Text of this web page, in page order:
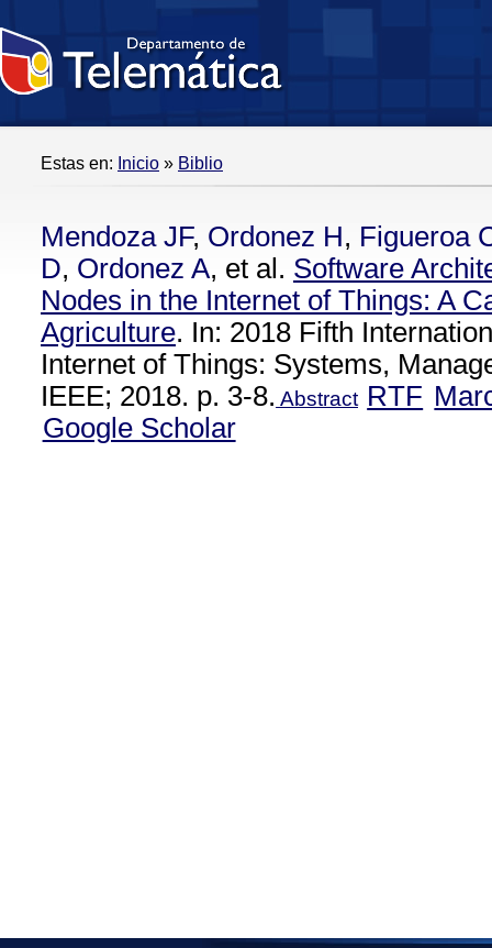
Estas en: Inicio » Biblio
Mendoza JF, Ordonez H, Figueroa
D, Ordonez A, et al. Software
Nodes in the Internet of Things: A
Agriculture. In: 2018 Fifth
Internet of Things: Systems,
IEEE; 2018. p. 3-8. Abstract RTF
Google Scholar